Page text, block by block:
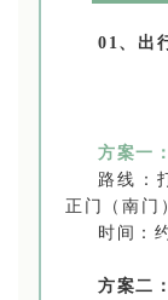
01、出
方案一
路线：
正门（南门
时间：
方案二